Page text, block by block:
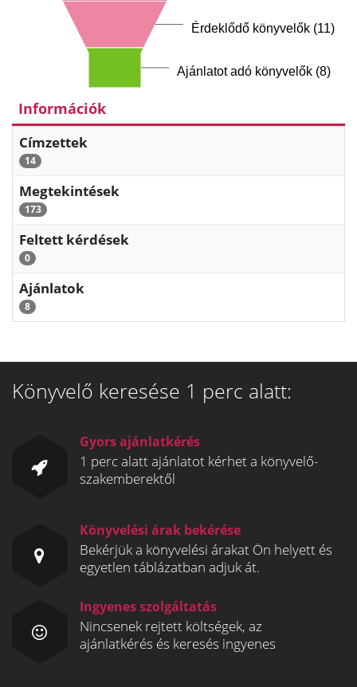
Érdeklődő könyvelők (11)
Ajánlatot adó könyvelők (8)
Információk
Címzettek
14
Megtekintések
173
Feltett kérdések
0
Ajánlatok
8
Könyvelő keresése 1 perc alatt:
Gyors ajánlatkérés
1 perc alatt ajánlatot kérhet a könyvelő-
szakemberektől
Könyvelési árak bekérése
Bekérjük a könyvelési árakat Ön helyett és
egyetlen táblázatban adjuk át.
Ingyenes szolgáltatás
Nincsenek rejtett költségek, az
ajánlatkérés és keresés ingyenes